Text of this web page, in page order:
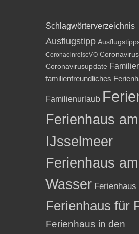
Schlagwörterverzeichnis
Ausflugstipp
CoronaeinreiseVO Coronavirus
Coronavirusupdate
familienfreundliches
Familienurlaub
Ferienhaus am
IJsselmeer
Ferienhaus am
Wasser Ferienhaus
Ferienhaus für
Ferienhaus in den